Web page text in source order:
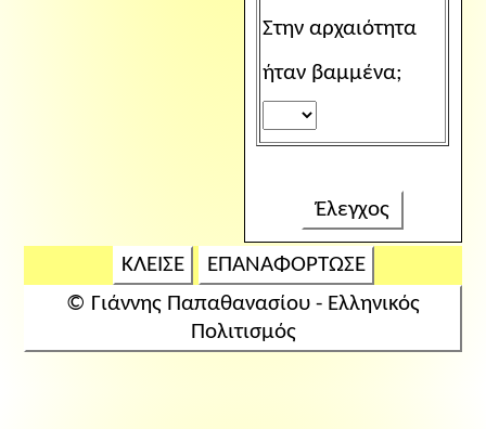
Στην αρχαιότητα
ήταν βαμμένα;
Έλεγχος
ΚΛΕΙΣΕ
ΕΠΑΝΑΦΟΡΤΩΣΕ
© Γιάννης Παπαθανασίου - Ελληνικός
Πολιτισμός